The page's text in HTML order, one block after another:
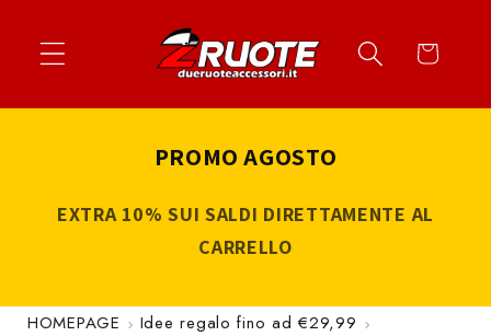
Vai al piè di página
Apri widget di accessibilità
ai contenuti
Carrello
PROMO AGOSTO
EXTRA 10% SUI SALDI DIRETTAMENTE AL
CARRELLO
HOMEPAGE
Idee regalo fino ad €29,99